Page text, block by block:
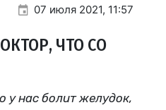
07 июля 2021, 11:57
ЧТО СО
у нас болит желудок,